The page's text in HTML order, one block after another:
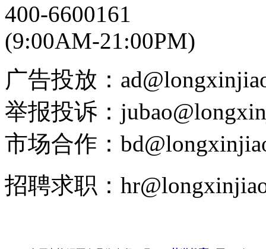
400-6600161
(9:00AM-21:00PM)
广告投放：
举报投诉：
市场合作：
招聘求职：